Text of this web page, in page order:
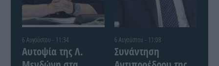
6 Αυγούστου - 11:34
Αυτοψία της Λ.
6 Αυγούστου - 11:08
Συνάντηση